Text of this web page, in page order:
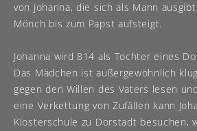
von Johanna, die sich als Mann
Mönch bis zum Papst aufsteigt.
Johanna wird 814 als Tochter eines
Das Mädchen ist außergewöhnlich
gegen den Willen des Vaters lesen
eine Verkettung von Zufällen kann
Klosterschule zu Dorstadt besuchen,